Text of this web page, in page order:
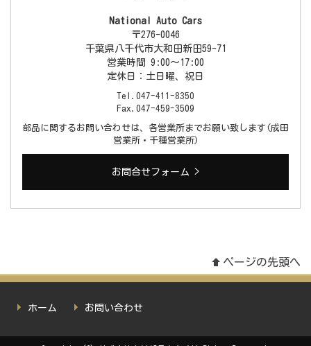
National Auto Cars
〒276-0046
千葉県八千代市大和田新田59-71
営業時間 9:00〜17:00
定休日：土日曜、祝日
Tel. 047-411-8350
Fax.047-459-3509
部品に関するお問い合わせは、各営業所までお願い致します(成田
営業所・千種営業所)
お問合せフォーム >
ホーム お問い合わせ
ページの先頭へ